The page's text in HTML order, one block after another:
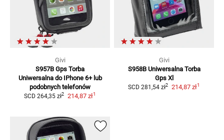
Givi
S957B Gps Torba
Uniwersalna do IPhone 6+ lub
podobnych telefonów
SCD 264,35 zł2 214,87 zł1
Givi
S958B Uniwersalna Torba
Gps Xl
SCD 281,54 zł2 214,87 zł1